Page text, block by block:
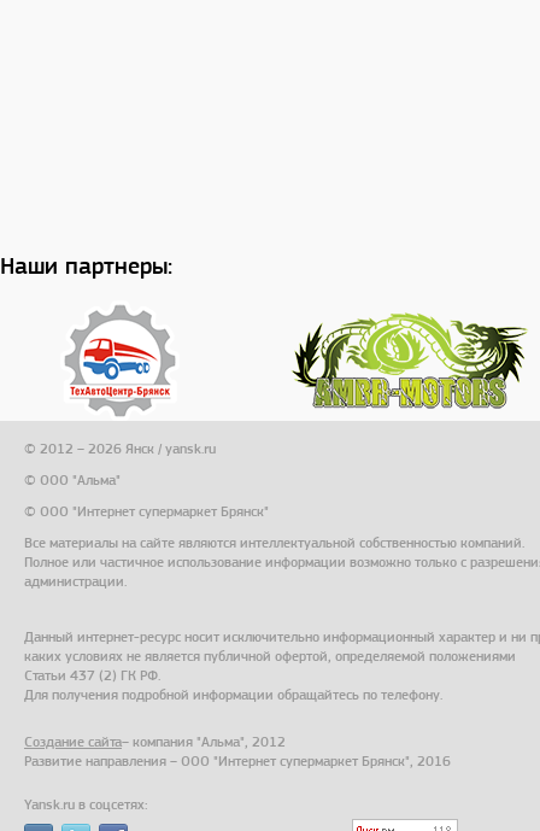
Наши партнеры:
© 2012 – 2026 Янск / yansk.ru
© ООО "Альма"
© ООО "Интернет супермаркет Брянск"
Все материалы на сайте являются интеллектуальной собственностью компаний.
Полное или частичное использование информации возможно только с
администрации.
Данный интернет-ресурс носит исключительно информационный характер и ни
каких условиях не является публичной офертой, определяемой положениями
Статьи 437 (2) ГК РФ.
Для получения подробной информации обращайтесь по телефону.
Создание сайта– компания "Альма", 2012
Развитие направления – ООО "Интернет супермаркет Брянск", 2016
Yansk.ru в соцсетях: